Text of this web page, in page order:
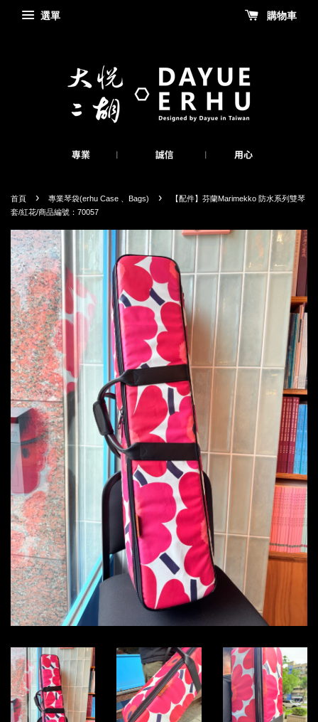
選單 購物車
首頁 › 專業琴袋(erhu Case 、Bags) ›
【配件】芬蘭Marimekko 防水系列雙琴
套/紅花/商品編號：70057